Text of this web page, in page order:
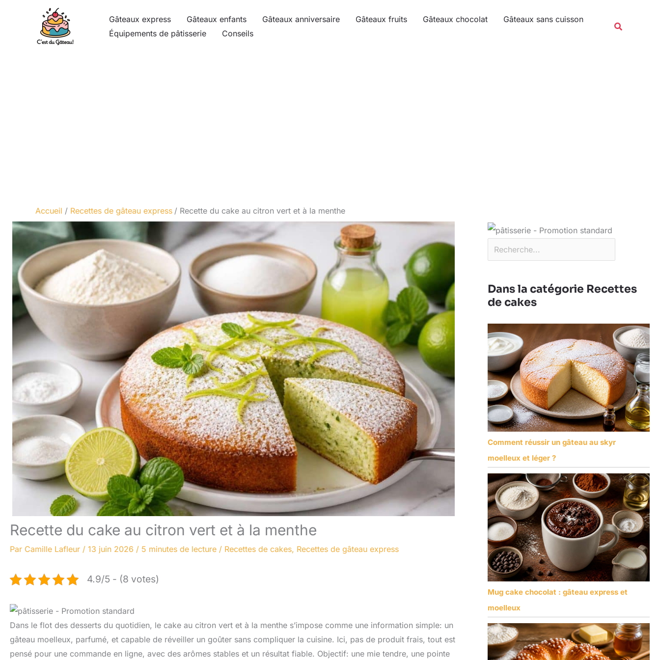
Gâteaux express Gâteaux enfants Gâteaux anniversaire Gâteaux fruits Gâteaux chocolat
Gâteaux sans cuisson
Équipements de pâtisserie
Conseils
Accueil Recettes de gâteau express Recette du cake au citron vert et à la menthe
Recette du cake au citron vert et à la menthe
Par Camille Lafleur / 13 juin 2026 / 5 minutes de lecture / Recettes de cakes, Recettes de gâteau express
4.9/5 - (8 votes)
Dans le flot des desserts du quotidien, le cake au citron vert et à la menthe s’impose comme une information simple: un
gâteau moelleux, parfumé, et capable de réveiller un goûter sans compliquer la cuisine. Ici, pas de produit frais, tout est
pensé pour une commande en ligne, avec des arômes stables et un résultat fiable. Objectif: une mie tendre, une pointe
Dans la catégorie Recettes
de cakes
Comment réussir un gâteau au skyr
moelleux et léger ?
Mug cake chocolat : gâteau express et
moelleux